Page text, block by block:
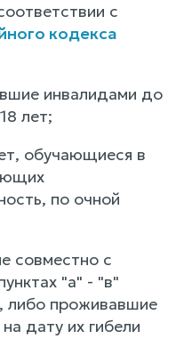
с
кодекса
инвалидами до
лет;
обучающиеся в
по очной
совместно с
"а" - "в"
либо проживавшие
дату их гибели